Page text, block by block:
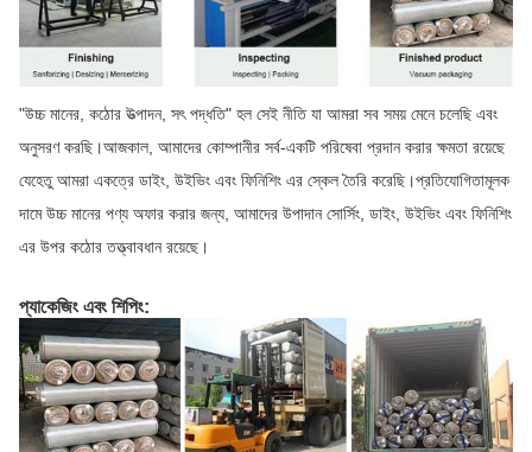
"উচ্চ মানের, কঠোর উত্পাদন, সৎ পদ্ধতি" হল সেই নীতি যা আমরা সব সময় মেনে চলেছি এবং
অনুসরণ করছি।আজকাল, আমাদের কোম্পানীর সর্ব-একটি পরিষেবা প্রদান করার ক্ষমতা রয়েছে
যেহেতু আমরা একত্রে ডাইং, উইভিং এবং ফিনিশিং এর স্কেল তৈরি করেছি।প্রতিযোগিতামূলক
দামে উচ্চ মানের পণ্য অফার করার জন্য, আমাদের উপাদান সোর্সিং, ডাইং, উইভিং এবং ফিনিশিং
এর উপর কঠোর তত্ত্বাবধান রয়েছে।
প্যাকেজিং এবং শিপিং: